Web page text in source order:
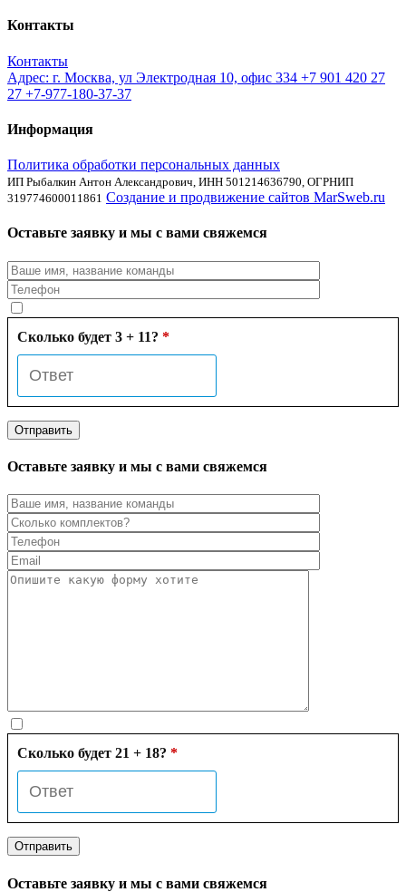
Контакты
Контакты
Адрес: г. Москва, ул Электродная 10, офис 334 +7 901 420 27
27 +7-977-180-37-37
Информация
Политика обработки персональных данных
ИП Рыбалкин Антон Александрович, ИНН 501214636790, ОГРНИП
319774600011861 Создание и продвижение сайтов MarSweb.ru
Оставьте заявку и мы с вами свяжемся
Сколько будет 3 + 11? *
Оставьте заявку и мы с вами свяжемся
Сколько будет 21 + 18? *
Оставьте заявку и мы с вами свяжемся